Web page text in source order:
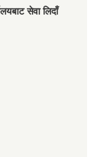
सेवा लिदाँ